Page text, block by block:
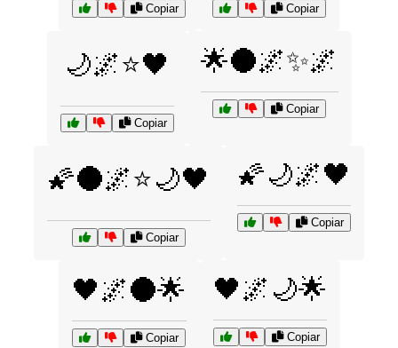
Copiar Copiar
🌙🌌⭐🖤
Copiar
🌟🌑🌌✨🌌
Copiar
🌠🌑🌌⭐🌙🖤
Copiar
🌠🌙🌌🖤
Copiar
🖤🌌🌑🌟
Copiar
🖤🌌🌙🌟
Copiar